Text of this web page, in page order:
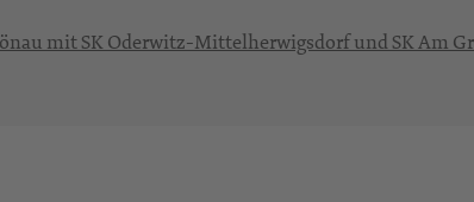
mit SK Oderwitz-Mittelherwigsdorf und SK Am